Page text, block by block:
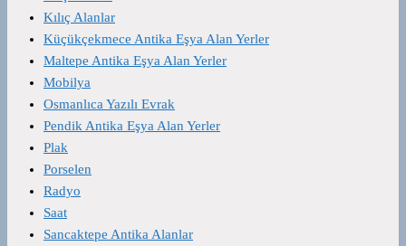
Kılıç Alanlar
Küçükçekmece Antika Eşya Alan Yerler
Maltepe Antika Eşya Alan Yerler
Mobilya
Osmanlıca Yazılı Evrak
Pendik Antika Eşya Alan Yerler
Plak
Porselen
Radyo
Saat
Sancaktepe Antika Alanlar